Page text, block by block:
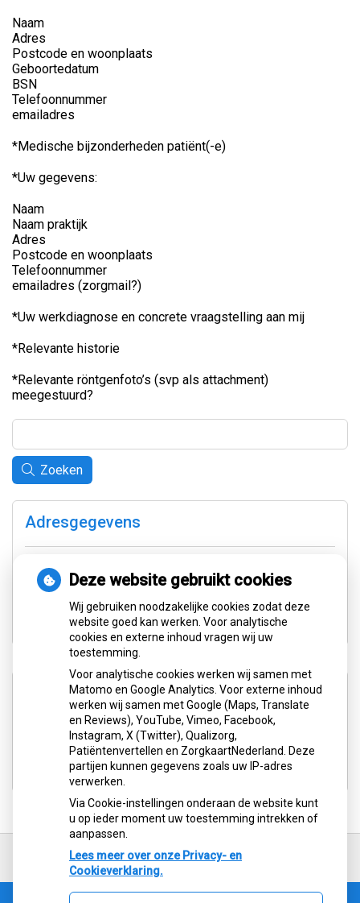
Naam
Adres
Postcode en woonplaats
Geboortedatum
BSN
Telefoonnummer
emailadres
*Medische bijzonderheden patiënt(-e)
*Uw gegevens:
Naam
Naam praktijk
Adres
Postcode en woonplaats
Telefoonnummer
emailadres (zorgmail?)
*Uw werkdiagnose en concrete vraagstelling aan mij
*Relevante historie
*Relevante röntgenfoto’s (svp als attachment)
meegestuurd?
Zoeken
Adresgegevens
9721 PC Groningen
050-3139404
Aangesloten bij:
de
Deze website gebruikt cookies
Wij gebruiken noodzakelijke cookies zodat deze
website goed kan werken. Voor analytische
cookies en externe inhoud vragen wij uw
toestemming.
Voor analytische cookies werken wij samen met
Matomo en Google Analytics. Voor externe inhoud
werken wij samen met Google (Maps, Translate
en Reviews), YouTube, Vimeo, Facebook,
Instagram, X (Twitter), Qualizorg,
Patiëntenvertellen en ZorgkaartNederland. Deze
partijen kunnen gegevens zoals uw IP-adres
verwerken.
Via Cookie-instellingen onderaan de website kunt
u op ieder moment uw toestemming intrekken of
aanpassen.
Lees meer over onze Privacy- en
Cookieverklaring.